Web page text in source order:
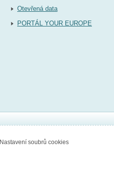
Otevřená data
PORTÁL YOUR EUROPE
Nastavení soubrů cookies